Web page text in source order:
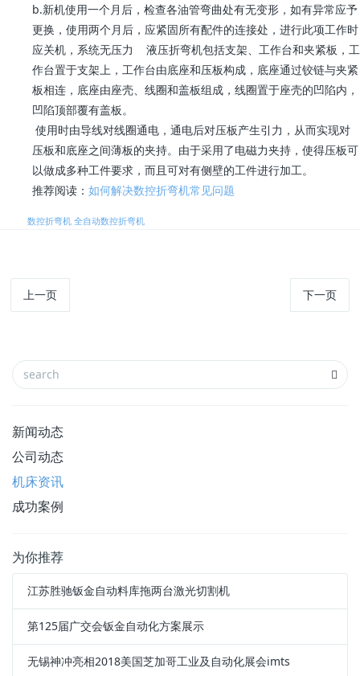
b.新机使用一个月后，检查各油管弯曲处有无变形，如有异常应予
更换，使用两个月后，应紧固所有配件的连接处，进行此项工作时
应关机，系统无压力 液压折弯机包括支架、工作台和夹紧板，工
作台置于支架上，工作台由底座和压板构成，底座通过铰链与夹紧
板相连，底座由座壳、线圈和盖板组成，线圈置于座壳的凹陷内，
凹陷顶部覆有盖板。
使用时由导线对线圈通电，通电后对压板产生引力，从而实现对
压板和底座之间薄板的夹持。由于采用了电磁力夹持，使得压板可
以做成多种工件要求，而且可对有侧壁的工件进行加工。
推荐阅读： 如何解决数控折弯机常见问题
数控折弯机 全自动数控折弯机
上一页 下一页
新闻动态
公司动态
机床资讯
成功案例
为你推荐
江苏胜驰钣金自动料库拖两台激光切割机
第125届广交会钣金自动化方案展示
无锡神冲亮相2018美国芝加哥工业及自动化展会imts